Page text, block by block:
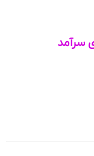
سرآمد